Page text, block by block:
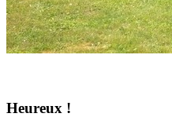
Heureux !